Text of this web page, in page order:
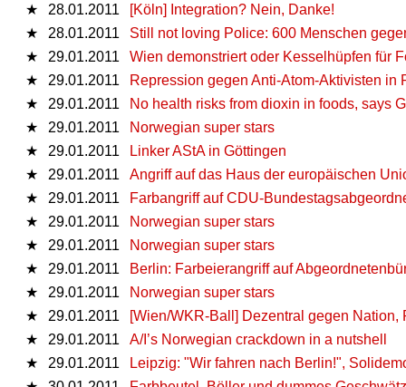
★
28.01.2011
[Köln] Integration? Nein, Danke!
★
28.01.2011
Still not loving Police: 600 Menschen
★
29.01.2011
Wien demonstriert oder Kesselhüpfen für
★
29.01.2011
Repression gegen Anti-Atom-Aktivisten in
★
29.01.2011
No health risks from dioxin in foods, says
★
29.01.2011
Norwegian super stars
★
29.01.2011
Linker AStA in Göttingen
★
29.01.2011
Angriff auf das Haus der europäischen
★
29.01.2011
Farbangriff auf‭ ‬CDU-
★
29.01.2011
Norwegian super stars
★
29.01.2011
Norwegian super stars
★
29.01.2011
Berlin: Farbeierangriff auf
★
29.01.2011
Norwegian super stars
★
29.01.2011
[Wien/WKR-Ball] Dezentral gegen
★
29.01.2011
A/I’s Norwegian crackdown in a nutshell
★
29.01.2011
Leipzig: "Wir fahren nach Berlin!",